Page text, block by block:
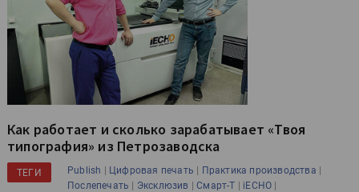
Как работает и сколько зарабатывает «Твоя
типография» из Петрозаводска
ТЕГИ Publish | Цифровая печать | Практика производства |
Послепечать | Эксклюзив |Смарт-Т | iECHO |